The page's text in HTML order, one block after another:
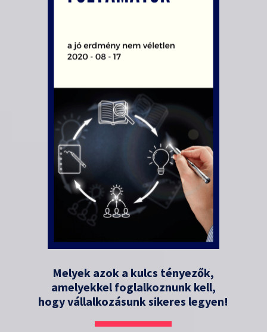
Melyek azok a kulcs tényezők,
amelyekkel foglalkoznunk kell,
hogy vállalkozásunk sikeres legyen!